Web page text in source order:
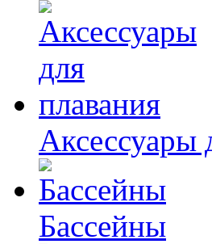
Аксессуары
Бассейны